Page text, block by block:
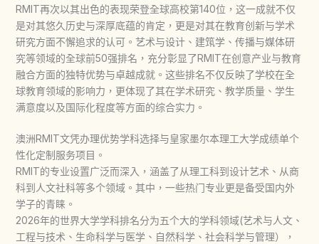
RMIT再次以其出色的表现荣登全球高校第140位，这一成就不仅
是对其悠久历史与深厚底蕴的肯定，更是对其在教育创新与学术
研究方面不懈追求的认可。艺术与设计、建筑学、传播与媒体研
究等领域的全球前50强排名，充分彰显了RMIT在创意产业与教育
融合方面的独特优势与卓越成就。这些排名不仅反映了学校在全
球教育领域的影响力，更体现了其在学术研究、教学质量、学生
满意度以及国际化程度等方面的综合实力。
澳洲RMIT文凭办理优势学科选择与皇家墨尔本理工大学成绩单个
性化定制服务项目。
RMIT的专业设置广泛而深入，涵盖了从理工科到设计艺术、从商
科到人文社科等多个领域。其中，一些热门专业更是备受国内外
学子的青睐。
2026年的世界大学学科排名分为五个大的学科领域(艺术与人文、
工程与技术、生命科学与医学、自然科学、社会科学与管理），